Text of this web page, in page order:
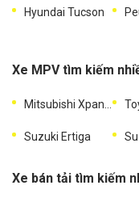
Hyundai Tucson
Xe MPV tìm kiếm
Mitsubishi Xpander
Suzuki Ertiga
Xe bán tải tìm kiếm